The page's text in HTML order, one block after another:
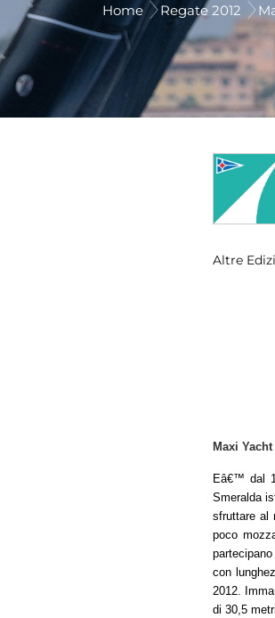
Home Regate 2012
Altre
Maxi
Eâ€™ dal
Smeralda
sfruttare al
poco
con
2012.
di 30,5